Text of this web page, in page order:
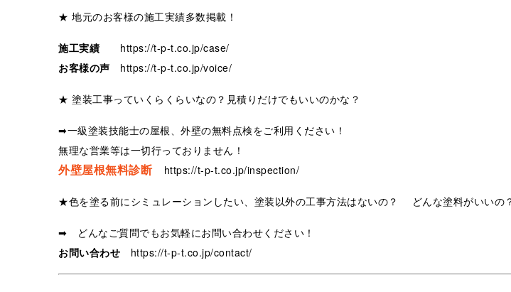
★ 地元のお客様の施工実績多数掲載！
施工実績
https://t-p-t.co.jp/case/
お客様の声
https://t-p-t.co.jp/voice/
★ 塗装工事っていくらくらいなの？見積りだけでもいいのかな？
➡一級塗装技能士の屋根、外壁の無料点検をご利用ください！
無理な営業等は一切行っておりません！
外壁屋根無料診断 https://t-p-t.co.jp/inspection/
★色を塗る前にシミュレーションしたい、塗装以外の工事方法はないの？ どんな塗料がいいの
➡ どんなご質問でもお気軽にお問い合わせください！
お問い合わせ
https://t-p-t.co.jp/contact/